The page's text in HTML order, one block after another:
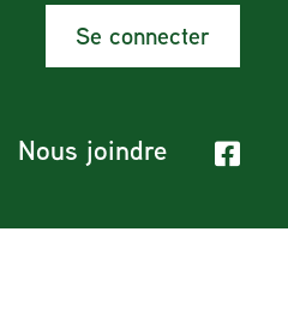
Se connecter
Nous joindre